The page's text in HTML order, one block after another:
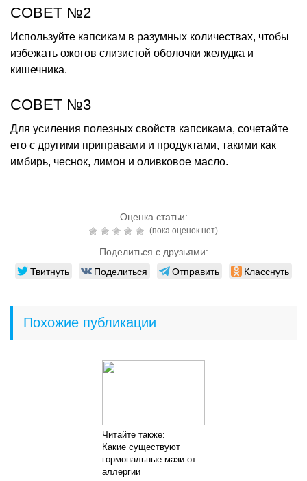
СОВЕТ №2
Используйте капсикам в разумных количествах, чтобы
избежать ожогов слизистой оболочки желудка и
кишечника.
СОВЕТ №3
Для усиления полезных свойств капсикама, сочетайте
его с другими приправами и продуктами, такими как
имбирь, чеснок, лимон и оливковое масло.
Оценка статьи:
(пока оценок нет)
Поделиться с друзьями:
Твитнуть Поделиться Отправить Класснуть
Похожие публикации
Читайте также:
Какие существуют
гормональные мази от
аллергии